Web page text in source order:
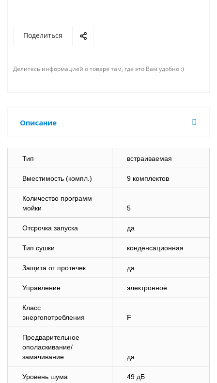
Поделиться
Делитесь информацией о товаре там, где это Вам удобно :)
Описание
Тип встраиваемая
Вместимость (компл.) 9 комплектов
Количество программ
мойки
5
Отсрочка запуска да
Тип сушки конденсационная
Защита от протечек да
Управление электронное
Класс
энергопотребления
F
Предварительное
ополаскивание/
замачивание
да
Уровень шума 49 дБ